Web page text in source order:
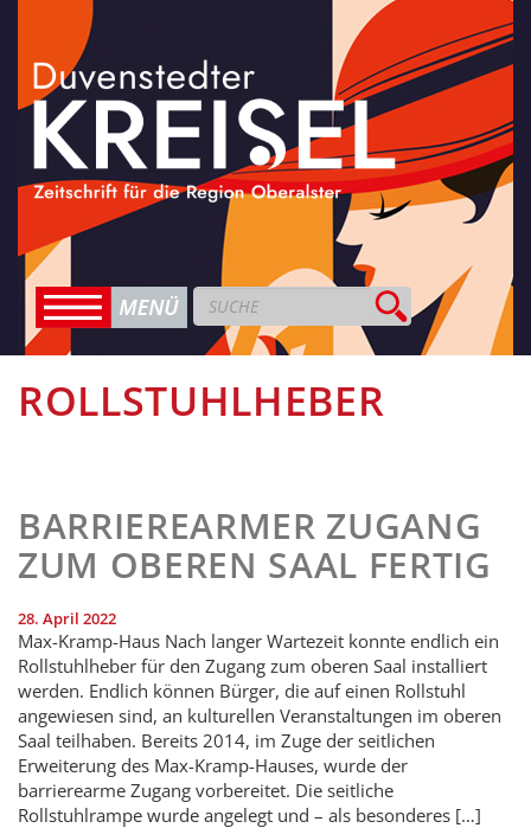
ROLLSTUHLHEBER
BARRIEREARMER ZUGANG
ZUM OBEREN SAAL FERTIG
28. April 2022
Max-Kramp-Haus Nach langer Wartezeit konnte endlich ein
Rollstuhlheber für den Zugang zum oberen Saal installiert
werden. Endlich können Bürger, die auf einen Rollstuhl
angewiesen sind, an kulturellen Veranstaltungen im oberen
Saal teilhaben. Bereits 2014, im Zuge der seitlichen
Erweiterung des Max-Kramp-Hauses, wurde der
barrierearme Zugang vorbereitet. Die seitliche
Rollstuhlrampe wurde angelegt und – als besonderes […]